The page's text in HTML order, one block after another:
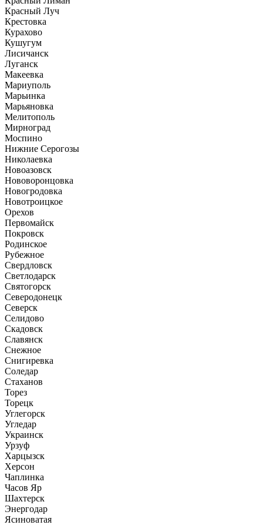
Красный Луч
Крестовка
Курахово
Кушугум
Лисичанск
Луганск
Макеевка
Мариуполь
Марьинка
Марьяновка
Мелитополь
Мирноград
Моспино
Нижние Серогозы
Николаевка
Новоазовск
Нововоронцовка
Новогродовка
Новотроицкое
Орехов
Первомайск
Покровск
Родинское
Рубежное
Свердловск
Светлодарск
Святогорск
Северодонецк
Северск
Селидово
Скадовск
Славянск
Снежное
Снигиревка
Соледар
Стаханов
Торез
Торецк
Углегорск
Угледар
Украинск
Урзуф
Харцызск
Херсон
Чаплинка
Часов Яр
Шахтерск
Энергодар
Ясиноватая